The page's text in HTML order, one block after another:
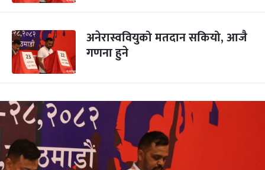
अनेरास्ववियुको मतदान सकियो, आजै
गणना हुने